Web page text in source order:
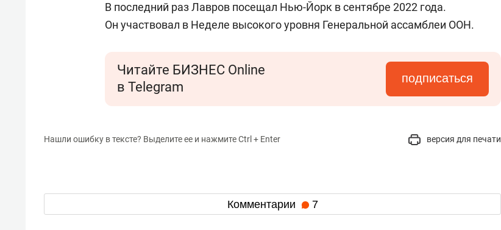
В последний раз Лавров посещал Нью-Йорк в сентябре 2022 года.
Он участвовал в Неделе высокого уровня Генеральной ассамблеи ООН.
Читайте БИЗНЕС Online
в Telegram
подписаться
Нашли ошибку в тексте? Выделите ее и нажмите Ctrl + Enter версия для печати
Комментарии 7